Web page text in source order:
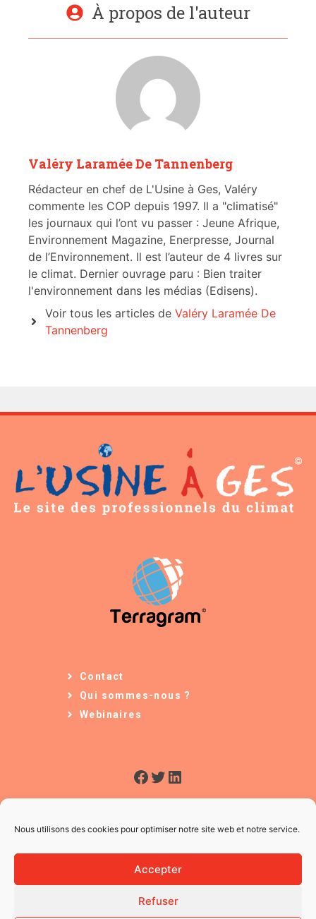
Nous utilisons des cookies pour optimiser notre site web et notre service.
Accepter
Refuser
À propos de l'auteur
Valéry Laramée De Tannenberg
Rédacteur en chef de L'Usine à Ges, Valéry
commente les COP depuis 1997. Il a "climatisé"
les journaux qui l’ont vu passer : Jeune Afrique,
Environnement Magazine, Enerpresse, Journal
de l’Environnement. Il est l’auteur de 4 livres sur
le climat. Dernier ouvrage paru : Bien traiter
l'environnement dans les médias (Edisens).
Voir tous les articles de Valéry Laramée De
Tannenberg
Contact
Qui sommes-nous ?
Webinaires
Facebook
Twitter
LinkedIn
© 2026 L'Usine à Ges